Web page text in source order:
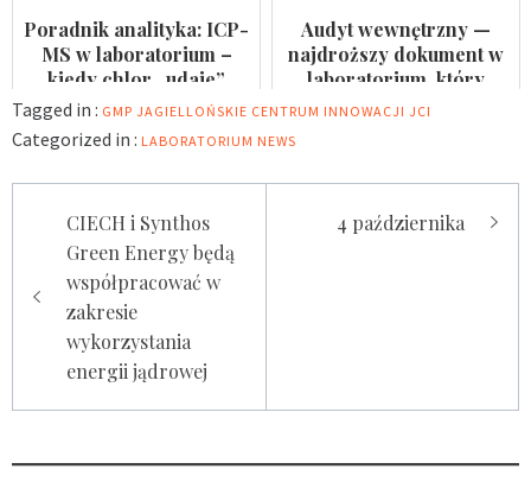
Poradnik analityka: ICP-
MS w laboratorium –
kiedy chlor „udaje”
arsen?
Audyt wewnętrzny —
najdroższy dokument w
laboratorium, który
nikomu się nie przydaje
Tagged in : GMP JAGIELLOŃSKIE CENTRUM INNOWACJI JCI
Categorized in : LABORATORIUM NEWS
Nawigacja
wpisu
CIECH i Synthos
Green Energy będą
współpracować w
zakresie
wykorzystania
energii jądrowej
4 października